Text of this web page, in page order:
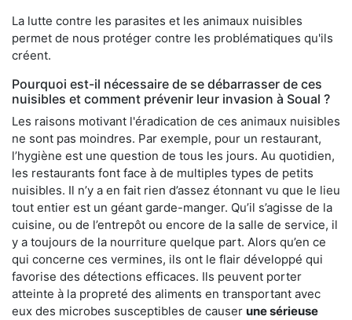
La lutte contre les parasites et les animaux nuisibles
permet de nous protéger contre les problématiques qu'ils
créent.
Pourquoi est-il nécessaire de se débarrasser de ces
nuisibles et comment prévenir leur invasion à Soual ?
Les raisons motivant l'éradication de ces animaux nuisibles
ne sont pas moindres. Par exemple, pour un restaurant,
l’hygiène est une question de tous les jours. Au quotidien,
les restaurants font face à de multiples types de petits
nuisibles. Il n’y a en fait rien d’assez étonnant vu que le lieu
tout entier est un géant garde-manger. Qu’il s’agisse de la
cuisine, ou de l’entrepôt ou encore de la salle de service, il
y a toujours de la nourriture quelque part. Alors qu’en ce
qui concerne ces vermines, ils ont le flair développé qui
favorise des détections efficaces. Ils peuvent porter
atteinte à la propreté des aliments en transportant avec
eux des microbes susceptibles de causer une sérieuse